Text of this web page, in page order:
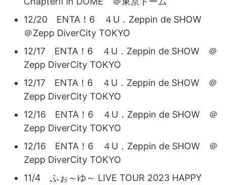
12/20 ENTA！6 ４U．Zeppin de SHOW
＠Zepp DiverCity TOKYO
12/17 ENTA！6 ４U．Zeppin de SHOW ＠
Zepp DiverCity TOKYO
12/17 ENTA！6 ４U．Zeppin de SHOW ＠
Zepp DiverCity TOKYO
12/16 ENTA！6 ４U．Zeppin de SHOW ＠
Zepp DiverCity TOKYO
12/16 ENTA！6 ４U．Zeppin de SHOW ＠
Zepp DiverCity TOKYO
11/4 ふぉ～ゆ～ LIVE TOUR 2023 HAPPY